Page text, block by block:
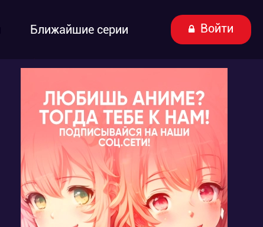
Ближайшие серии Войти